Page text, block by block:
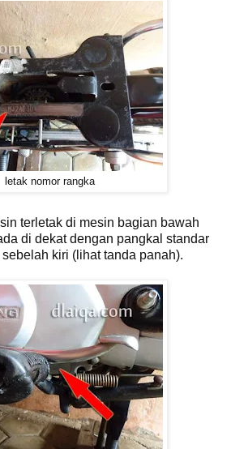
letak nomor rangka
terletak di mesin bagian bawah
di dekat dengan pangkal standar
sebelah kiri (lihat tanda panah).